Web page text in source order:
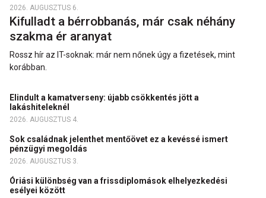
2026. AUGUSZTUS 6.
Kifulladt a bérrobbanás, már csak néhány
szakma ér aranyat
Rossz hír az IT-soknak: már nem nőnek úgy a fizetések, mint
korábban.
Elindult a kamatverseny: újabb csökkentés jött a
lakáshiteleknél
2026. AUGUSZTUS 4.
Sok családnak jelenthet mentőövet ez a kevéssé ismert
pénzügyi megoldás
2026. AUGUSZTUS 3.
Óriási különbség van a frissdiplomások elhelyezkedési
esélyei között